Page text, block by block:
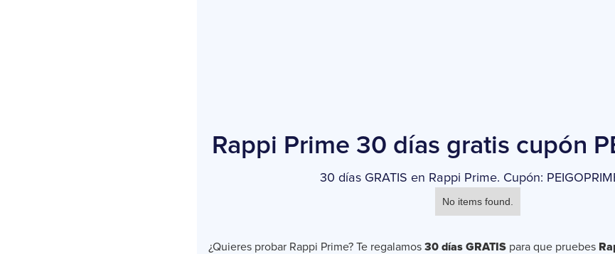
Rappi Prime 30 días gratis cupón
30 días GRATIS en Rappi Prime. Cupón:
No items found.
¿Quieres probar Rappi Prime? Te regalamos 30 días GRATIS para que pruebes